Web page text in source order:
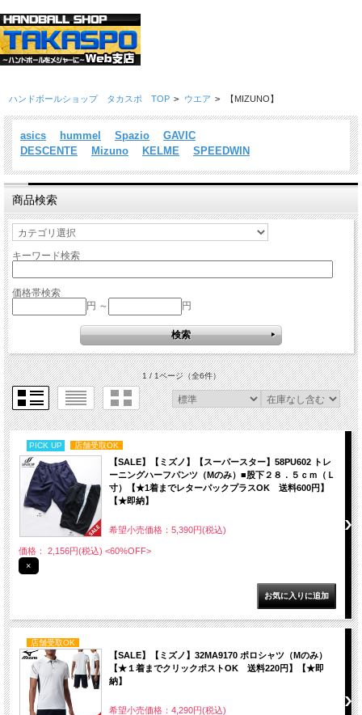
ハンドボールショップ タカスポ TOP > ウエア > 【MIZUNO】
asics hummel Spazio
GAVIC
DESCENTE
Mizuno KELME SPEEDWIN
商品検索
キーワード検索
価格帯検索
円 ～
円
1 / 1ページ（全6件）
PICK UP 店舗受取OK
【SALE】【ミズノ】【スーパースター】58PU602 トレ
ーニングハーフパンツ（Mのみ）■股下２８．５ｃｍ（Ｌ
寸）【★1着までレターパックプラスOK 送料600円】
【★即納】
希望小売価格：5,390円(税込)
価格： 2,156円(税込) <60%OFF>
×
店舗受取OK
【SALE】【ミズノ】32MA9170 ポロシャツ（Mのみ）
【★１着までクリックポストOK 送料220円】【★即
納】
希望小売価格：4,290円(税込)